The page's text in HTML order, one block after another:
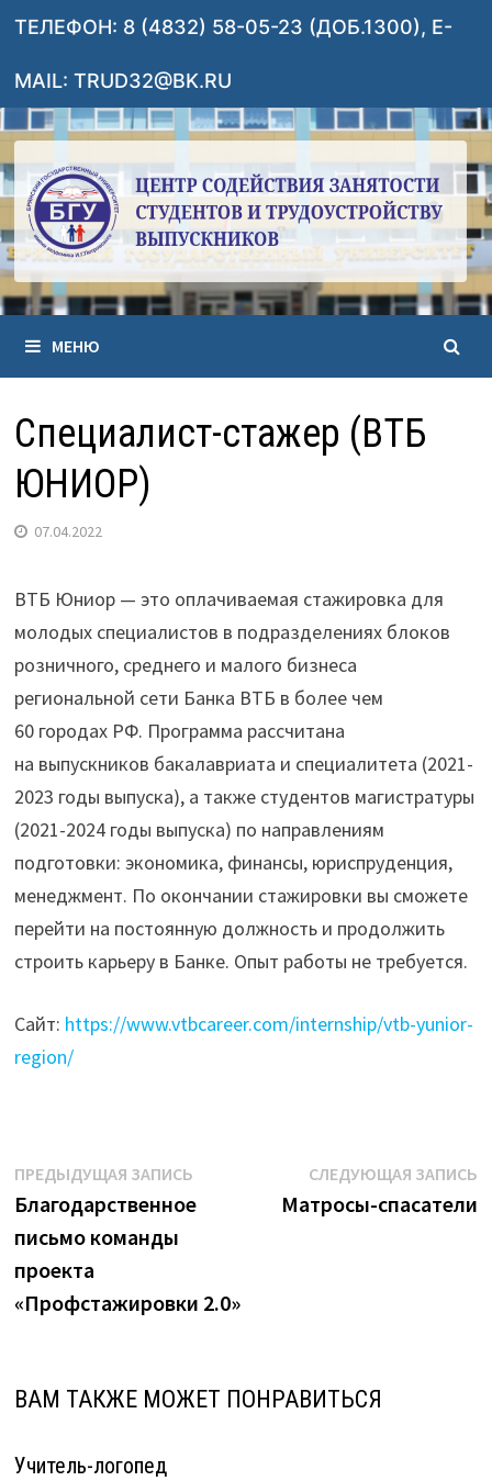
Перейти
содержимому
ТЕЛЕФОН: 8 (4832) 58-05-23 (ДОБ.1300), E-
MAIL: TRUD32@BK.RU
МЕНЮ
Специалист-стажер (ВТБ
ЮНИОР)
07.04.2022
ВТБ Юниор — это оплачиваемая стажировка для
молодых специалистов в подразделениях блоков
розничного, среднего и малого бизнеса
региональной сети Банка ВТБ в более чем
60 городах РФ. Программа рассчитана
на выпускников бакалавриата и специалитета (2021-
2023 годы выпуска), а также студентов магистратуры
(2021-2024 годы выпуска) по направлениям
подготовки: экономика, финансы, юриспруденция,
менеджмент. По окончании стажировки вы сможете
перейти на постоянную должность и продолжить
строить карьеру в Банке. Опыт работы не требуется.
Сайт: https://www.vtbcareer.com/internship/vtb-yunior-
region/
Навигация
по
записям
ПРЕДЫДУЩАЯ ЗАПИСЬ
запись:
Благодарственное
письмо команды
проекта
«Профстажировки 2.0»
СЛЕДУЮЩАЯ ЗАПИСЬ
Матросы-спасатели
ВАМ ТАКЖЕ МОЖЕТ ПОНРАВИТЬСЯ
Учитель-логопед